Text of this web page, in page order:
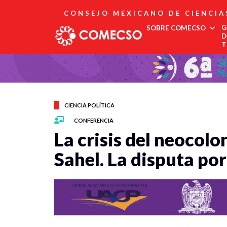
CONSEJO MEXICANO DE
SOBRE COMECSO
Afiliación
Asociados
Comité Editorial
Boletín
CIENCIA POLÍTICA
CONFERENCIA
La crisis del
Sahel. La disputa